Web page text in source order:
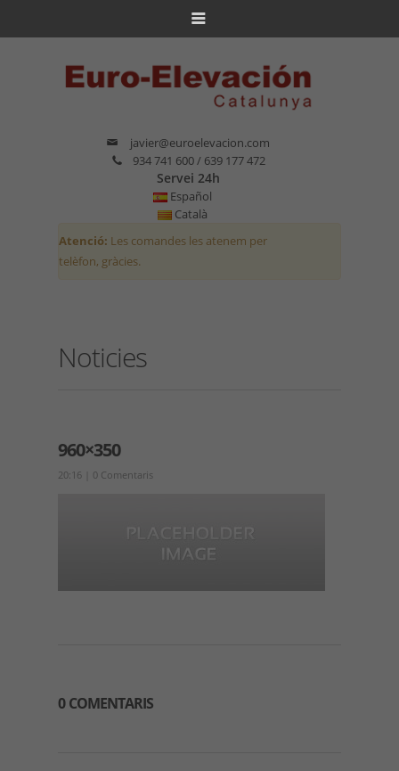
javier@euroelevacion.com
934 741 600 / 639 177 472
Servei 24h
Español
Català
Atenció: Les comandes les atenem per
telèfon, gràcies.
Noticies
960×350
20:16 0 Comentaris
0 COMENTARIS